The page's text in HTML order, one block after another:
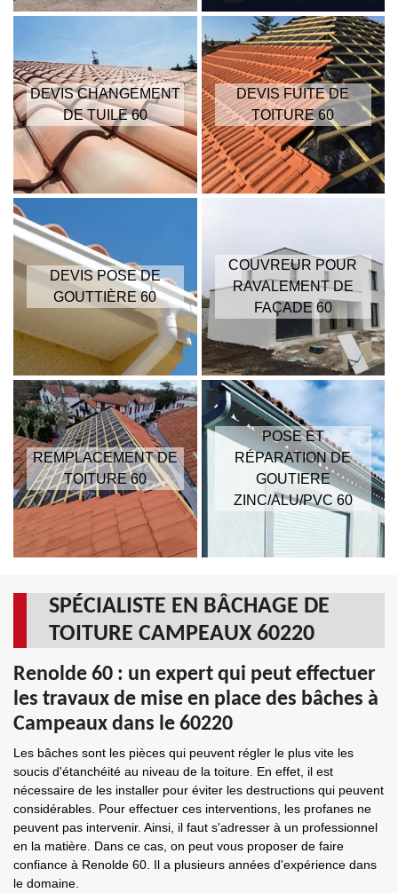
DEVIS CHANGEMENT
DE TUILE 60
DEVIS FUITE DE
TOITURE 60
DEVIS POSE DE
GOUTTIÈRE 60
COUVREUR POUR
RAVALEMENT DE
FAÇADE 60
REMPLACEMENT DE
TOITURE 60
POSE ET
RÉPARATION DE
GOUTIERE
ZINC/ALU/PVC 60
SPÉCIALISTE EN BÂCHAGE DE
TOITURE CAMPEAUX 60220
Renolde 60 : un expert qui peut effectuer
les travaux de mise en place des bâches à
Campeaux dans le 60220
Les bâches sont les pièces qui peuvent régler le plus vite les
soucis d'étanchéité au niveau de la toiture. En effet, il est
nécessaire de les installer pour éviter les destructions qui peuvent
considérables. Pour effectuer ces interventions, les profanes ne
peuvent pas intervenir. Ainsi, il faut s'adresser à un professionnel
en la matière. Dans ce cas, on peut vous proposer de faire
confiance à Renolde 60. Il a plusieurs années d'expérience dans
le domaine.